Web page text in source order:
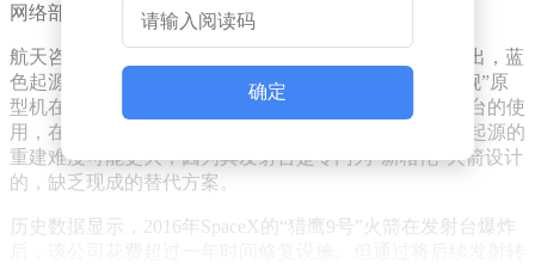
网络部署面临不确定性。
航天咨询公司Analysys Mason的专家安托万·格勒尼耶指出，蓝
色起源的处境与一年前SpaceX类似。当时SpaceX的“星舰”原
型机在测试中爆炸，但该公司通过快速修复和备用发射台的使
用，在四个半月内恢复了发射能力。不过他强调，蓝色起源的
重建难度可能更大，因为其发射台是专门为“新格伦”火箭设计
的，缺乏现成的替代方案。
历史数据显示，2016年SpaceX的“猎鹰9号”火箭在发射台爆炸
确定